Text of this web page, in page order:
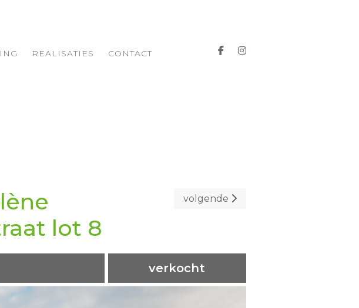
REALISATIES CONTACT
lot 8
volgende
verkocht